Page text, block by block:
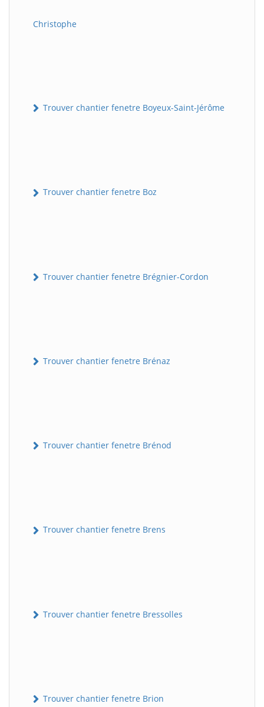
Christophe
Trouver chantier fenetre Boyeux-Saint-Jérôme
Trouver chantier fenetre Boz
Trouver chantier fenetre Brégnier-Cordon
Trouver chantier fenetre Brénaz
Trouver chantier fenetre Brénod
Trouver chantier fenetre Brens
Trouver chantier fenetre Bressolles
Trouver chantier fenetre Brion